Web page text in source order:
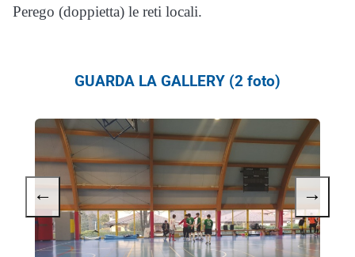
Perego (doppietta) le reti locali.
GUARDA LA GALLERY (2 foto)
← →